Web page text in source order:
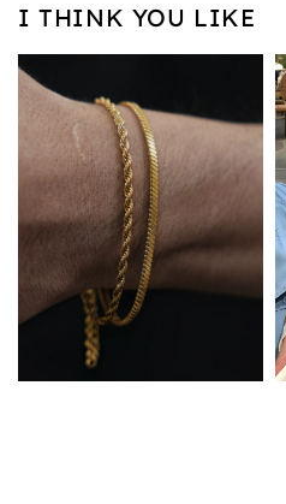
I THINK YOU LIKE